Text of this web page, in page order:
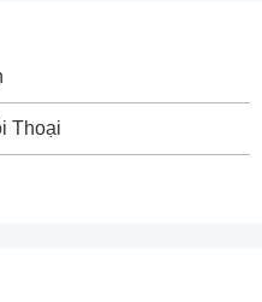
Thoại